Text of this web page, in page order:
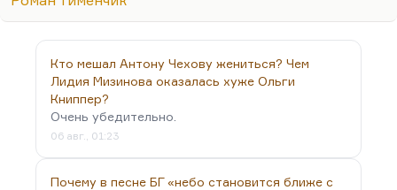
революции. То, что он вскочил на подножку этого
трамвая — это отражение его судьбы в Русской
революции. Он действительно вскочил на её
подножку — он приехал из Франции, когда всё
уже произошло. Он был во Франции, в Англии,
был во Франции представителем, насколько я
помню, российского Генштаба (это надо
уточнить). Но как бы то ни было, он…
Кто мешал Антону Чехову жениться? Чем
Лидия Мизинова оказалась хуже Ольги
Книппер?
Очень убедительно.
06 авг., 01:23
Почему в песне БГ «небо становится ближе с